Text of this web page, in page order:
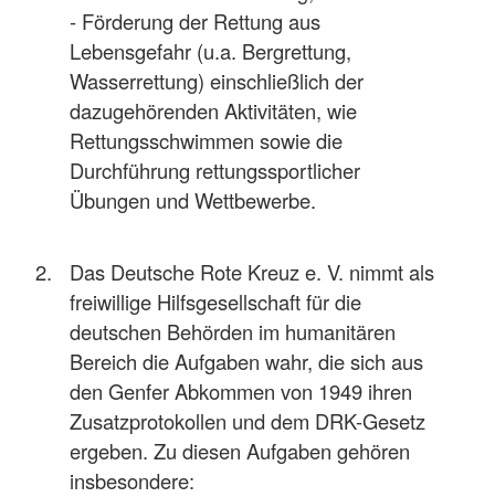
- Förderung der Rettung aus
Lebensgefahr (u.a. Bergrettung,
Wasserrettung) einschließlich der
dazugehörenden Aktivitäten, wie
Rettungsschwimmen sowie die
Durchführung rettungssportlicher
Übungen und Wettbewerbe.
Das Deutsche Rote Kreuz e. V. nimmt als
freiwillige Hilfsgesellschaft für die
deutschen Behörden im humanitären
Bereich die Aufgaben wahr, die sich aus
den Genfer Abkommen von 1949 ihren
Zusatzprotokollen und dem DRK-Gesetz
ergeben. Zu diesen Aufgaben gehören
insbesondere: